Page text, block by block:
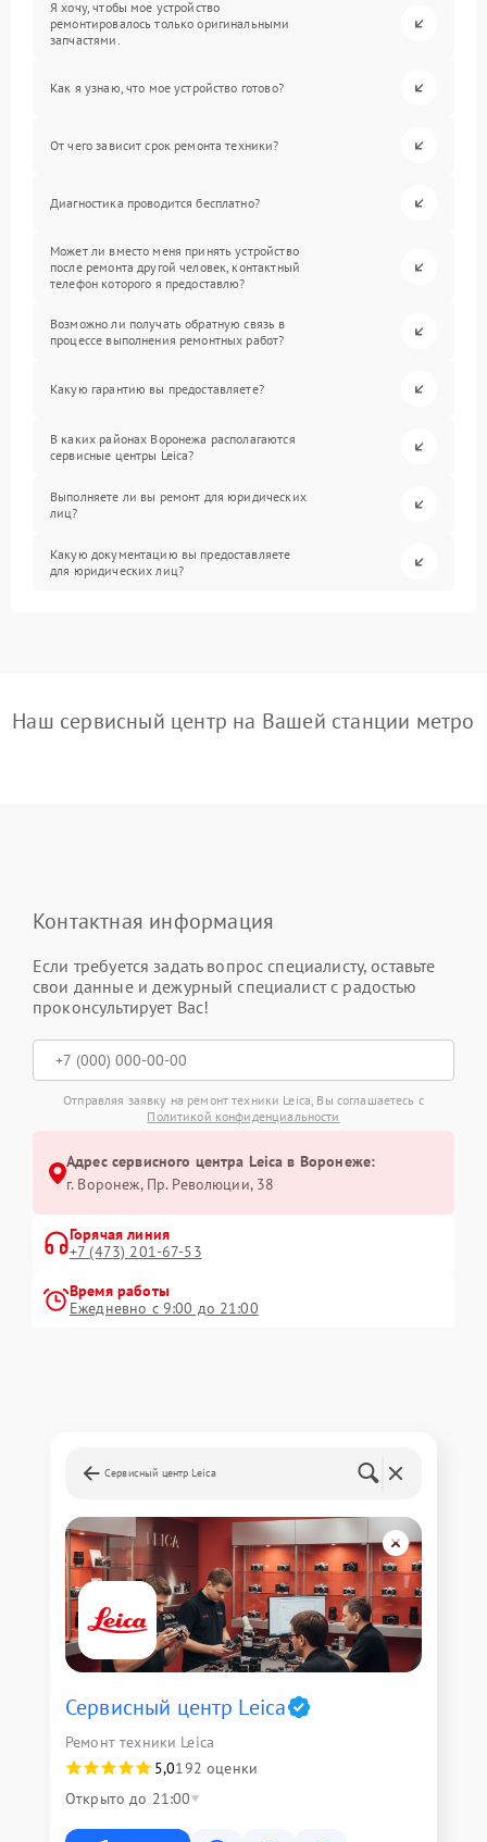
Я хочу, чтобы мое устройство
ремонтировалось только оригинальными
запчастями.
Как я узнаю, что мое устройство готово?
От чего зависит срок ремонта техники?
Диагностика проводится бесплатно?
Может ли вместо меня принять устройство
после ремонта другой человек, контактный
телефон которого я предоставлю?
Возможно ли получать обратную связь в
процессе выполнения ремонтных работ?
Какую гарантию вы предоставляете?
В каких районах Воронежа располагаются
сервисные центры Leica?
Выполняете ли вы ремонт для юридических
лиц?
Какую документацию вы предоставляете
для юридических лиц?
Наш сервисный центр на Вашей станции метро
Контактная информация
Если требуется задать вопрос специалисту, оставьте
свои данные и дежурный специалист с радостью
проконсультирует Вас!
Отправляя заявку на ремонт техники Leica, Вы соглашаетесь с
Политикой конфиденциальности
Адрес сервисного центра Leica в Воронеже:
г. Воронеж, Пр. Революции, 38
Горячая линия
+7 (473) 201-67-53
Время работы
Ежедневно с 9:00 до 21:00
Сервисный центр Leica
Сервисный центр Leica
Ремонт техники Leica
5,0192 оценки
Открыто до 21:00